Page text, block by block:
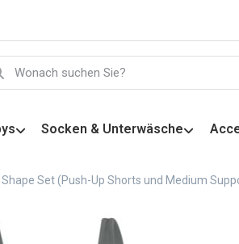
Socken & Unterwäsche
Set (Push-Up Shorts und Medium